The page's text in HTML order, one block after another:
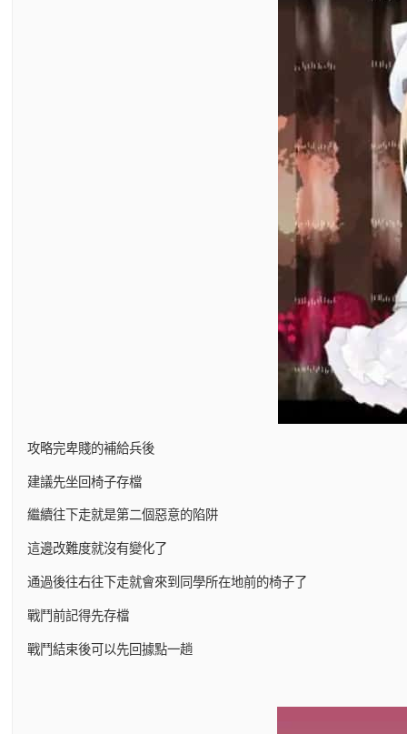
攻略完卑賤的補給兵後
建議先坐回椅子存檔
繼續往下走就是第二個惡意的陷阱
這邊改難度就沒有變化了
通過後往右往下走就會來到同學所在地前的椅子了
戰鬥前記得先存檔
戰鬥結束後可以先回據點一趟